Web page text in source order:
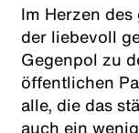
Im Herzen
der liebevoll
Gegenpol zu
öffentlichen
alle, die das
auch ein